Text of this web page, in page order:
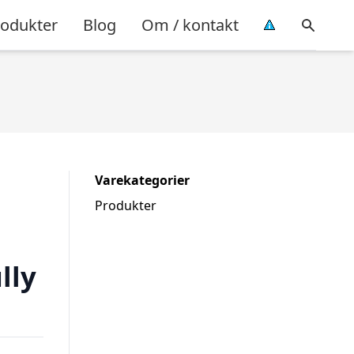
Blog Om / kontakt
Varekategorier
Produkter